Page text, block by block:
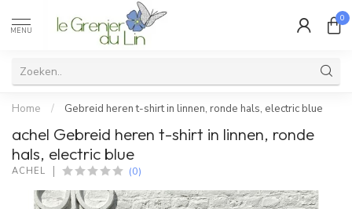
MENU
0
Home / Gebreid heren t-shirt in linnen, ronde hals, electric blue
achel Gebreid heren t-shirt in linnen, ronde
hals, electric blue
ACHEL (0)